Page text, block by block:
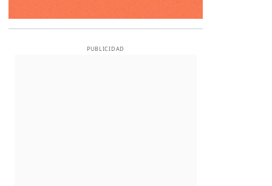
PUBLICIDAD